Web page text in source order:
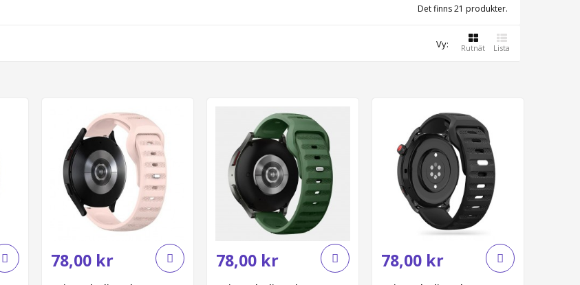
Det finns 21 produkter.
Vy: Rutnät Lista
78,00 kr 78,00 kr 78,00 kr